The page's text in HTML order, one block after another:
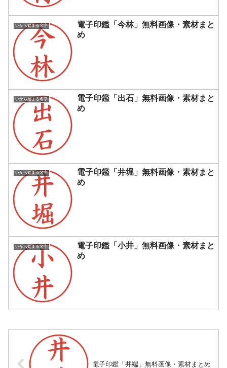
いから始まる名字
電子印鑑「今林」無料画像・素材まと
め
いから始まる名字
電子印鑑「出石」無料画像・素材まと
め
いから始まる名字
電子印鑑「井堀」無料画像・素材まと
め
いから始まる名字
電子印鑑「小井」無料画像・素材まと
め
電子印鑑「井端」無料画像・素材まとめ